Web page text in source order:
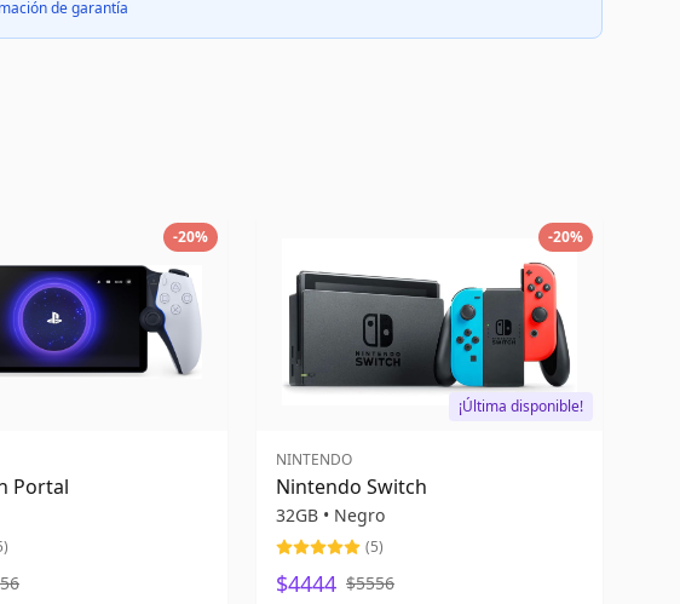
de garantía
-20%
Portal
)
-20%
¡Última disponible!
NINTENDO
Nintendo Switch
32GB • Negro
(5)
$4444 $5556